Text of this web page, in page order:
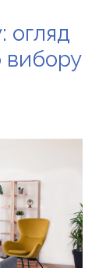
від
огляд
вибору